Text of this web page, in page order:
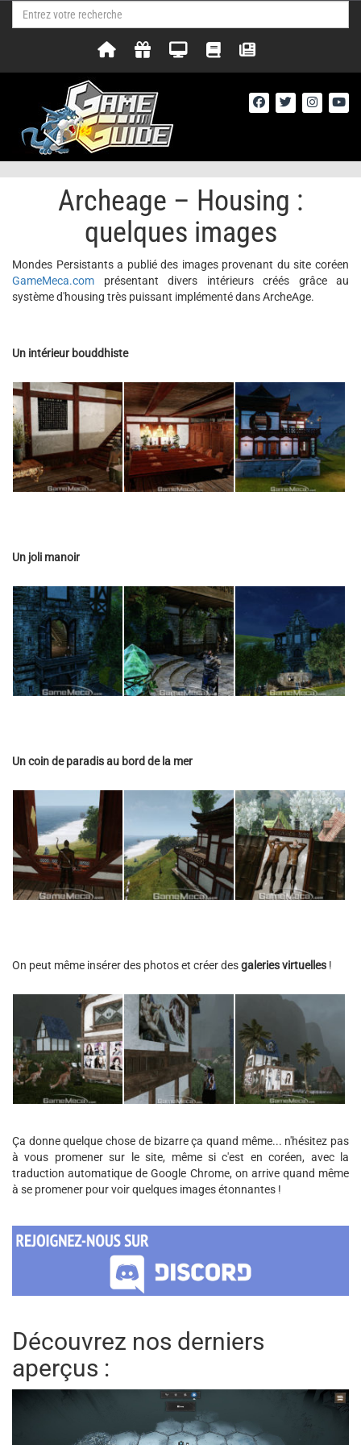
Archeage – Housing :
quelques images
Mondes Persistants a publié des images provenant du site coréen
GameMeca.com présentant divers intérieurs créés grâce au
système d'housing très puissant implémenté dans ArcheAge.
Un intérieur bouddhiste
Un joli manoir
Un coin de paradis au bord de la mer
On peut même insérer des photos et créer desgaleries virtuelles !
Ça donne quelque chose de bizarre ça quand même... n'hésitez pas
à vous promener sur le site, même si c'est en coréen, avec la
traduction automatique de Google Chrome, on arrive quand même
à se promener pour voir quelques images étonnantes !
Découvrez nos derniers
aperçus :